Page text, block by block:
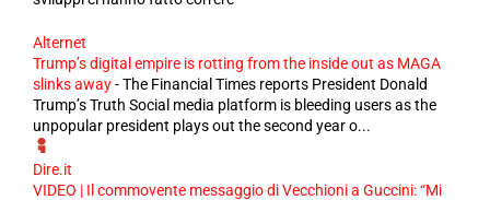
Alternet
Trump’s digital empire is rotting from the inside out as MAGA
slinks away-The Financial Times reports President Donald
Trump’s Truth Social media platform is bleeding users as the
unpopular president plays out the second year o...
Dire.it
VIDEO | Il commovente messaggio di Vecchioni a Guccini: “Mi